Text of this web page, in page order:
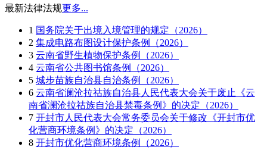
最新法律法规更多...
1 国务院关于出境入境管理的规定（2026）
2 集成电路布图设计保护条例（2026）
3 云南省野生植物保护条例（2026）
4 云南省公共图书馆条例（2026）
5 城步苗族自治县自治条例（2026）
6 云南省澜沧拉祜族自治县人民代表大会关于废止《云
南省澜沧拉祜族自治县禁毒条例》的决定（2026）
7 开封市人民代表大会常务委员会关于修改《开封市优
化营商环境条例》的决定（2026）
8 开封市优化营商环境条例（2026）